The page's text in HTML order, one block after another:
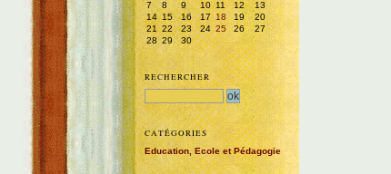
7
8 9 10 11 12
13
14 15 16 17 18 19
20
21 22 23 24 25 26
27
28 29 30
RECHERCHER
CATÉGORIES
Education, Ecole et Pédagogie